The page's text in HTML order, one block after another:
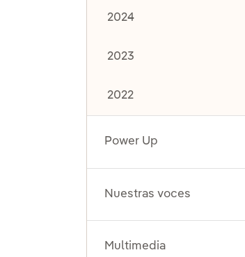
2024
2023
2022
Power Up
Nuestras voces
Multimedia